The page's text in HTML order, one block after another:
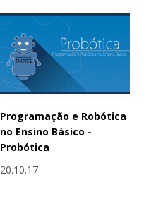
Programação e Robótica
no Ensino Básico -
Probótica
20.10.17